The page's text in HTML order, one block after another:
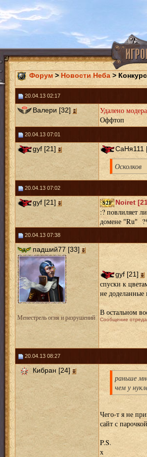
Форум> Новости Неба>
20.04.13 02:17
Валери [32]
Удалено
Оффтоп
20.04.13 07:01
gyf [21] СаНя111
Осколков
20.04.13 07:02
gyf [21] Noiret
:? повлиляет
домене "Ru"
20.04.13 07:38
падший77 [33]
Менестрель огня и разрушений
gyf [21]
спуски к
не
В остальном
Сообщение
20.04.13 08:27
Кибран [24]
раньше
чем у
Чего-т я не
сайт с
P.S.
х